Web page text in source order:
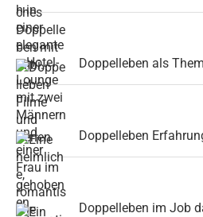
Doppelleben als
Doppelleben
Doppelleben im Job